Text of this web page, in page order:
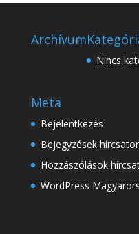
Archívum
Nincs
Meta
Bejelentkezés
Bejegyzések
Hozzászólások
WordPress